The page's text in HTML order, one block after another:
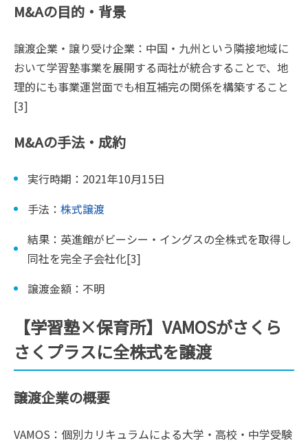
M&Aの目的・背景
譲渡企業・譲り受け企業：中国・九州という隣接地域に
おいて学習塾事業を展開する両社が統合することで、地
理的にも事業運営面でも相互補完の関係を構築すること
[3]
M&Aの手法・成約
実行時期：2021年10月15日
手法： 株式譲渡
結果：英進館がビーシー・イングスの全株式を取得し
同社を完全子会社化[3]
譲渡金額：不明
【学習塾×保育所】VAMOSがさくら
さくプラスに全株式を譲渡
譲渡企業の概要
VAMOS：個別カリキュラムによる大学・高校・中学受験